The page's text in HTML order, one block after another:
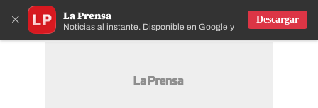
× La Prensa
Noticias al instante. Disponible en Google y IOS
Descargar